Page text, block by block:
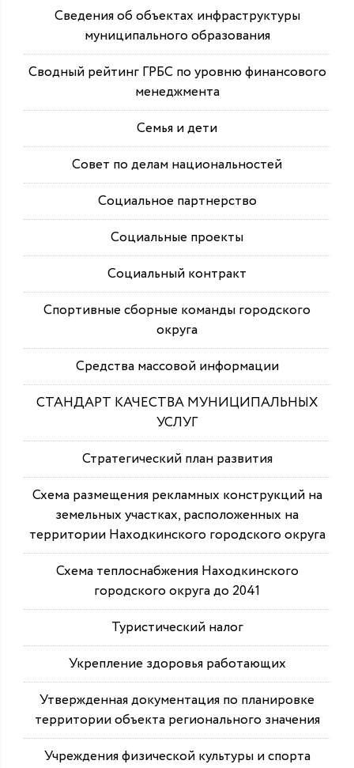
Сведения об объектах инфраструктуры
муниципального образования
Сводный рейтинг ГРБС по уровню финансового
менеджмента
Семья и дети
Совет по делам национальностей
Социальное партнерство
Социальные проекты
Социальный контракт
Спортивные сборные команды городского
округа
Средства массовой информации
СТАНДАРТ КАЧЕСТВА МУНИЦИПАЛЬНЫХ
УСЛУГ
Стратегический план развития
Схема размещения рекламных конструкций на
земельных участках, расположенных на
территории Находкинского городского округа
Схема теплоснабжения Находкинского
городского округа до 2041
Туристический налог
Укрепление здоровья работающих
Утвержденная документация по планировке
территории объекта регионального значения
Учреждения физической культуры и спорта